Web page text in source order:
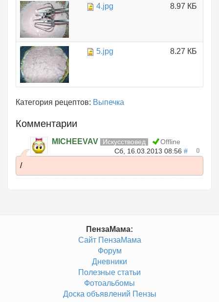
4.jpg 8.97 КБ
5.jpg 8.27 КБ
Категория рецептов: Выпечка
Комментарии
MICHEEVAV Искусствовед
Offline
Сб, 16.03.2013 08:56 # 0
/
ПензаМама:
Сайт ПензаМама
Форум
Дневники
Полезные статьи
Фотоальбомы
Доска объявлений Пензы